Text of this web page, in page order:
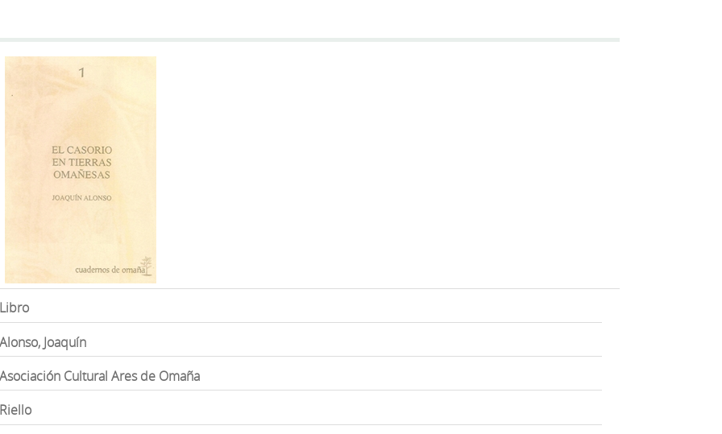
Libro
Alonso, Joaquín
Asociación Cultural Ares de Omaña
Riello